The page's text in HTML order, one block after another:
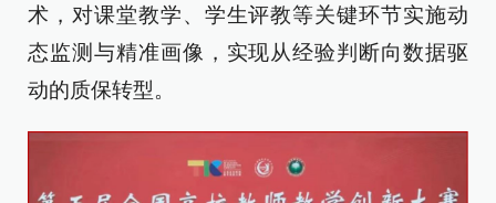
术，对课堂教学、学生评教等关键环节实施动
态监测与精准画像，实现从经验判断向数据驱
动的质保转型。